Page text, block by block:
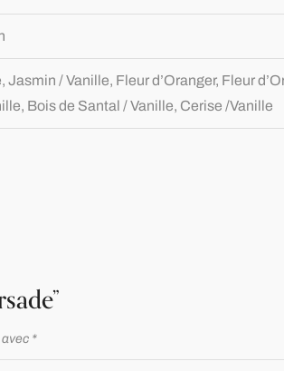
/ Vanille, Fleur d’Oranger, Fleur
Bois de Santal / Vanille, Cerise /Vanille
*